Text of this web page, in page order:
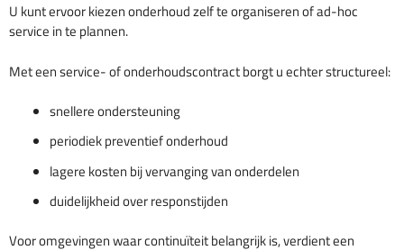
U kunt ervoor kiezen onderhoud zelf te organiseren of ad-hoc
service in te plannen.
Met een service- of onderhoudscontract borgt u echter structureel:
snellere ondersteuning
periodiek preventief onderhoud
lagere kosten bij vervanging van onderdelen
duidelijkheid over responstijden
Voor omgevingen waar continuïteit belangrijk is, verdient een